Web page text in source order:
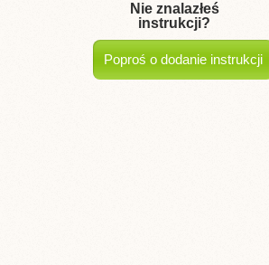
Nie znalazłeś
instrukcji?
Poproś o dodanie instrukcji